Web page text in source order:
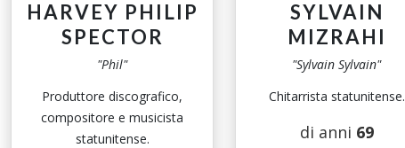
HARVEY PHILIP
SPECTOR
"Phil"
Produttore discografico,
compositore e musicista
statunitense.
SYLVAIN
MIZRAHI
"Sylvain Sylvain"
Chitarrista statunitense.
di anni 69